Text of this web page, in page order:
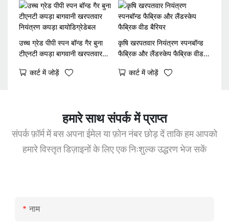
उच्च ग्रेड पीपी स्पन बॉन्ड गैर बुना
टीएनटी कपड़ा बागवानी खरपतवार
कार्ट में जोड़ें
कृषि खरपतवार नियंत्रण स्पनबॉन्ड
फैब्रिक और लैंडस्केप फैब्रिक वीड
कार्ट में जोड़ें
हमारे साथ संपर्क में प्राप्त
संपर्क फ़ॉर्म में बस अपना ईमेल या फ़ोन नंबर छोड़ दें ताकि हम आपको
हमारे विस्तृत डिज़ाइनों के लिए एक निःशुल्क उद्धरण भेज सकें
नाम